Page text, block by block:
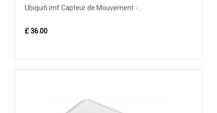
Ubiquiti imf Capteur de Mouvement -...
£ 36.00